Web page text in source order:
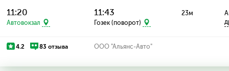
11:20
Автовокзал
11:43
Гозек (поворот)
23м
4.2 83 отзыва ООО "Альянс-Авто"